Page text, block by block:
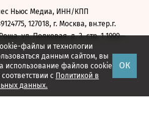
файлы и технологии
данным сайтом, вы
использование файлов cookie
с Политикой в
данных.
ОК
Ньюс Медиа, ИНН/КПП
127018, г. Москва, вн.тер.г.
ул. Полковая, д. 3, стр. 1 1999—